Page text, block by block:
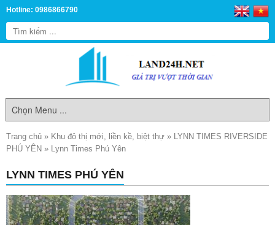
Hotline: 0986866790
Trang chủ » Khu đô thị mới, liền kề, biệt thự » LYNN TIMES RIVERSIDE
PHÚ YÊN » Lynn Times Phú Yên
LYNN TIMES PHÚ YÊN